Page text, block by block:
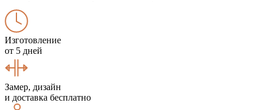
Изготовление
от 5 дней
Замер, дизайн
и доставка бесплатно